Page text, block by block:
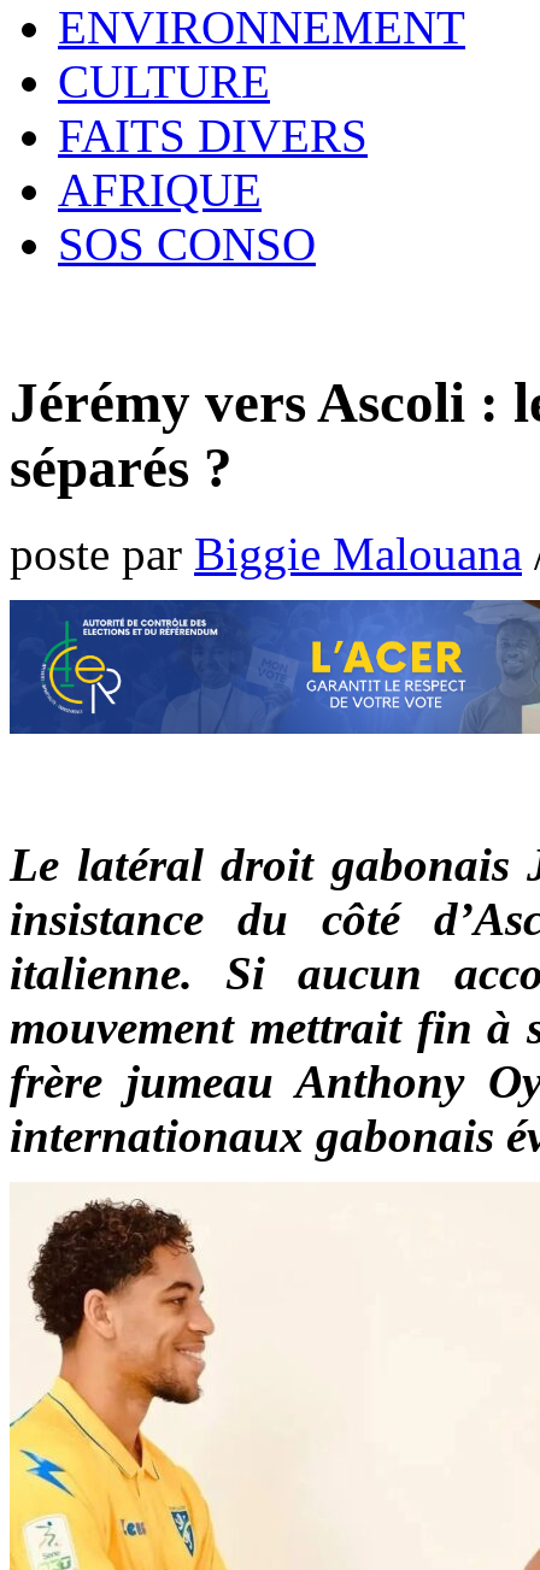
ENVIRONNEMENT
CULTURE
FAITS DIVERS
AFRIQUE
SOS CONSO
Jérémy vers Ascoli :
séparés ?
poste par Biggie Malouana
Le latéral droit gabonais
insistance du côté
italienne. Si aucun
mouvement mettrait fin à
frère jumeau Anthony
internationaux gabonais